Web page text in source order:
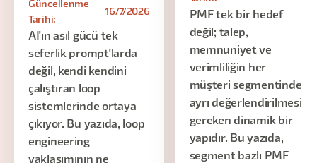
Güncellenme
Tarihi:
16/7/2026
AI'ın asıl gücü tek
seferlik prompt'larda
değil, kendi kendini
çalıştıran loop
sistemlerinde ortaya
çıkıyor. Bu yazıda, loop
engineering
yaklaşımının ne
PMF tek bir hedef
değil; talep,
memnuniyet ve
verimliliğin her
müşteri segmentinde
ayrı değerlendirilmesi
gereken dinamik bir
yapıdır. Bu yazıda,
segment bazlı PMF